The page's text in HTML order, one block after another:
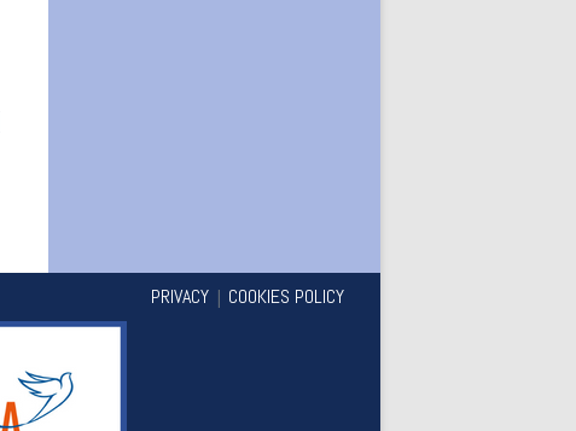
PRIVACY | COOKIES POLICY